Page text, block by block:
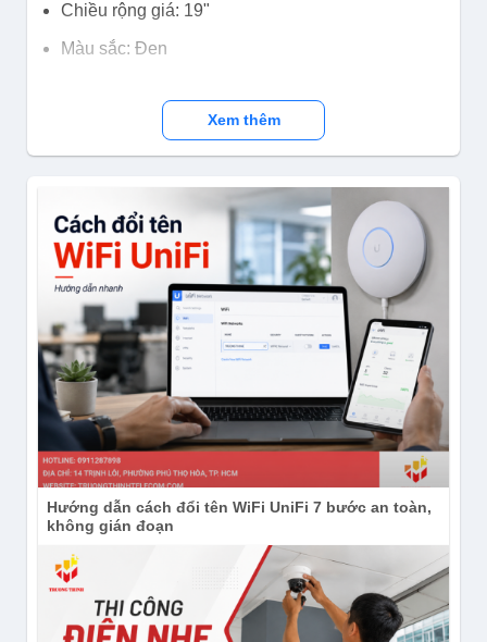
Chiều rộng giá: 19"
Màu sắc: Đen
Xem thêm
Hướng dẫn cách đổi tên WiFi UniFi 7 bước an toàn,
không gián đoạn